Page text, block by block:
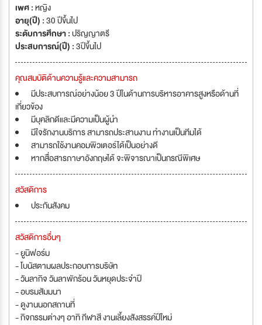
เพศ :หญิง
อายุ(ปี) :30 ปีขึ้นไป
ระดับการศึกษา :ปริญญาตรี
ประสบการณ์(ปี) :3ปีขึ้นไป
คุณสมบัติด้านความรู้และความสามารถ
มีประสบการณ์อย่างน้อย 3 ปีในด้านการบริหารอาคารสูงหรือด้านที่
เกี่ยวข้อง
มีบุคลิกดีและมีความเป็นผู้นำ
มีใจรักงานบริการ สามารถประสานงาน ทำงานเป็นทีมได้
สามารถใช้งานคอมพิวเตอร์ได้เป็นอย่างดี
หากสื่อสารภาษาอังกฤษได้ จะพิจารณาเป็นกรณีพิเศษ
สวัสดิการ
ประกันสังคม
สวัสดิการอื่นๆ
- ยูนิฟอร์ม
- โบนัสตามผลประกอบการบริษัท
- วันลากิจ วันลาพักร้อน วันหยุดประจำปี
- อบรมสัมมนา
- ดูงานนอกสถานที่
- กิจกรรมต่างๆ อาทิ กีฬาสี งานเลี้ยงสังสรรค์ปีใหม่